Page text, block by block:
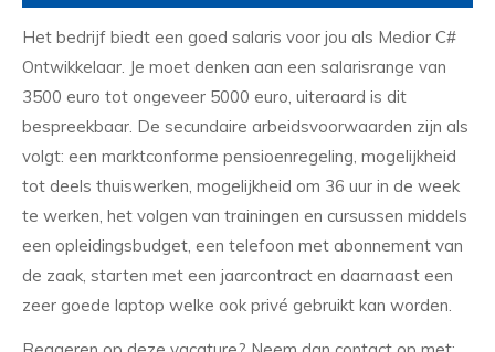
Het bedrijf biedt een goed salaris voor jou als Medior C#
Ontwikkelaar. Je moet denken aan een salarisrange van
3500 euro tot ongeveer 5000 euro, uiteraard is dit
bespreekbaar. De secundaire arbeidsvoorwaarden zijn als
volgt: een marktconforme pensioenregeling, mogelijkheid
tot deels thuiswerken, mogelijkheid om 36 uur in de week
te werken, het volgen van trainingen en cursussen middels
een opleidingsbudget, een telefoon met abonnement van
de zaak, starten met een jaarcontract en daarnaast een
zeer goede laptop welke ook privé gebruikt kan worden.